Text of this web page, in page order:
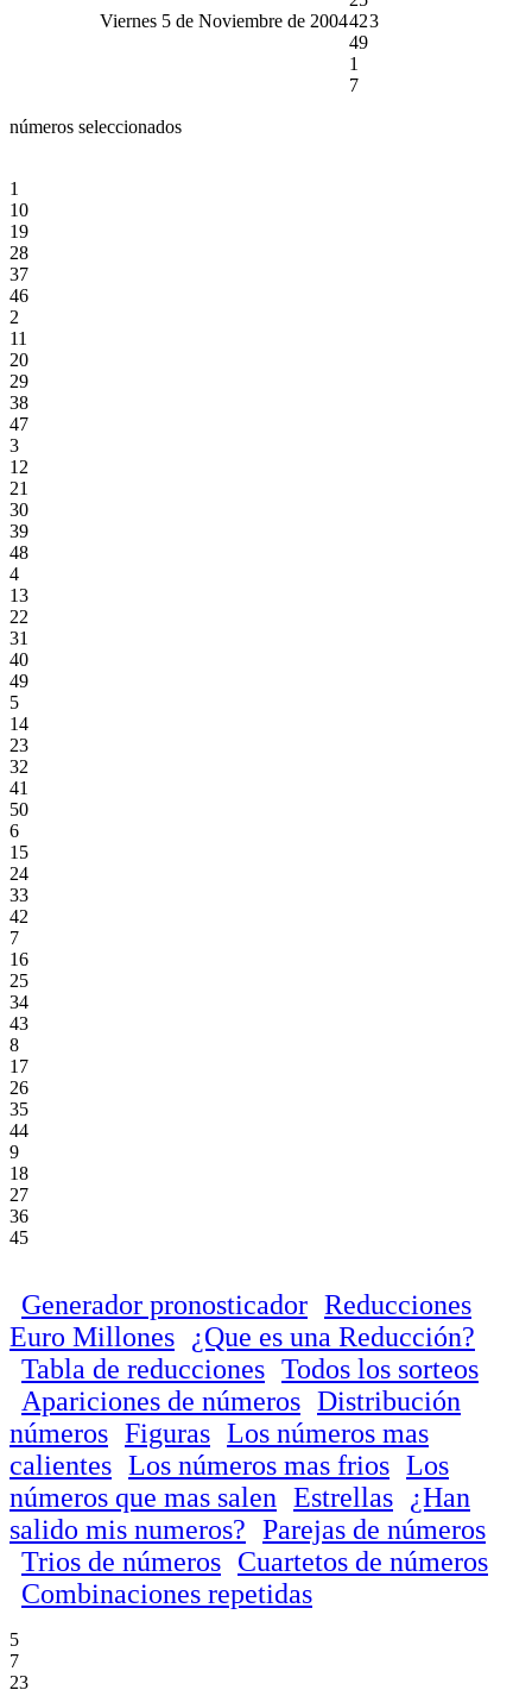
Viernes 5 de Noviembre de 200442
49
1
7
3
números seleccionados
1
10
19
28
37
46
2
11
20
29
38
47
3
12
21
30
39
48
4
13
22
31
40
49
5
14
23
32
41
50
6
15
24
33
42
7
16
25
34
43
8
17
26
35
44
9
18
27
36
45
Generador pronosticador Reducciones
Euro Millones
¿Que es una Reducción?
Tabla de reducciones Todos los sorteos
Apariciones de números Distribución
números Figuras Los números mas
calientes Los números mas frios Los
números que mas salen Estrellas
¿Han
salido mis numeros? Parejas de números
Trios de números Cuartetos de números
Combinaciones repetidas
5
7
23